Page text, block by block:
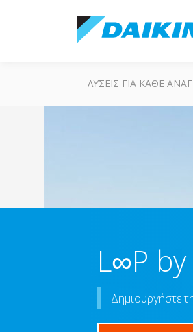
ΛΎΣΕΙΣ ΓΙΑ ΚΆΘΕ
L∞P
Δημιουργήστε